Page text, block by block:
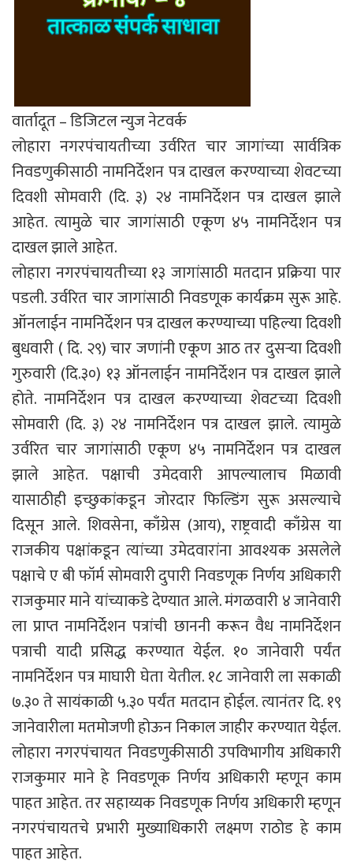
वार्तादूत – डिजिटल न्युज नेटवर्क
लोहारा नगरपंचायतीच्या उर्वरित चार जागांच्या सार्वत्रिक
निवडणुकीसाठी नामनिर्देशन पत्र दाखल करण्याच्या शेवटच्या
दिवशी सोमवारी (दि. ३) २४ नामनिर्देशन पत्र दाखल झाले
आहेत. त्यामुळे चार जागांसाठी एकूण ४५ नामनिर्देशन पत्र
दाखल झाले आहेत.
लोहारा नगरपंचायतीच्या १३ जागांसाठी मतदान प्रक्रिया पार
पडली. उर्वरित चार जागांसाठी निवडणूक कार्यक्रम सुरू आहे.
ऑनलाईन नामनिर्देशन पत्र दाखल करण्याच्या पहिल्या दिवशी
बुधवारी ( दि. २९) चार जणांनी एकूण आठ तर दुसऱ्या दिवशी
गुरुवारी (दि.३०) १३ ऑनलाईन नामनिर्देशन पत्र दाखल झाले
होते. नामनिर्देशन पत्र दाखल करण्याच्या शेवटच्या दिवशी
सोमवारी (दि. ३) २४ नामनिर्देशन पत्र दाखल झाले. त्यामुळे
उर्वरित चार जागांसाठी एकूण ४५ नामनिर्देशन पत्र दाखल
झाले आहेत. पक्षाची उमेदवारी आपल्यालाच मिळावी
यासाठीही इच्छुकांकडून जोरदार फिल्डिंग सुरू असल्याचे
दिसून आले. शिवसेना, काँग्रेस (आय), राष्ट्रवादी काँग्रेस या
राजकीय पक्षांकडून त्यांच्या उमेदवारांना आवश्यक असलेले
पक्षाचे ए बी फॉर्म सोमवारी दुपारी निवडणूक निर्णय अधिकारी
राजकुमार माने यांच्याकडे देण्यात आले. मंगळवारी ४ जानेवारी
ला प्राप्त नामनिर्देशन पत्रांची छाननी करून वैध नामनिर्देशन
पत्राची यादी प्रसिद्ध करण्यात येईल. १० जानेवारी पर्यंत
नामनिर्देशन पत्र माघारी घेता येतील. १८ जानेवारी ला सकाळी
७.३० ते सायंकाळी ५.३० पर्यंत मतदान होईल. त्यानंतर दि. १९
जानेवारीला मतमोजणी होऊन निकाल जाहीर करण्यात येईल.
लोहारा नगरपंचायत निवडणुकीसाठी उपविभागीय अधिकारी
राजकुमार माने हे निवडणूक निर्णय अधिकारी म्हणून काम
पाहत आहेत. तर सहाय्यक निवडणूक निर्णय अधिकारी म्हणून
नगरपंचायतचे प्रभारी मुख्याधिकारी लक्ष्मण राठोड हे काम
पाहत आहेत.